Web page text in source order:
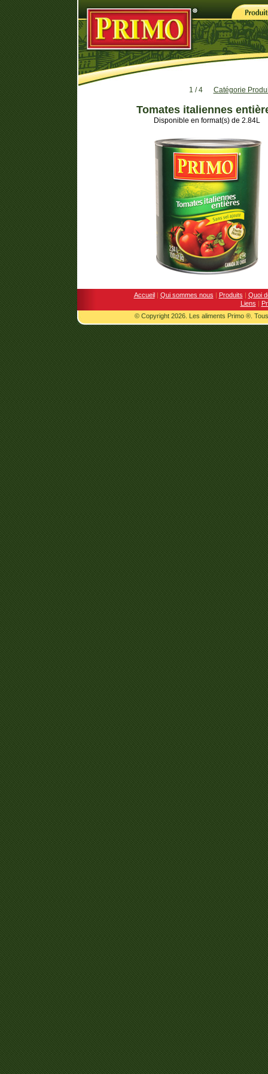
1 / 4 Catégorie
Tomates italiennes
Disponible en format(s) de 2.84L
Accueil | Qui sommes nous | Produits | Quoi
Liens |
© Copyright 2026. Les aliments Primo ®.